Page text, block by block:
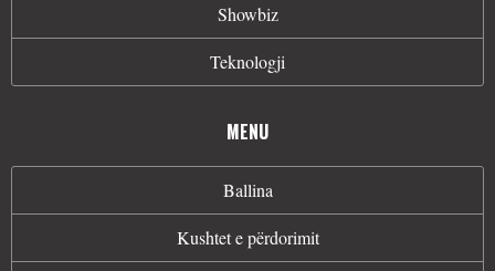
Showbiz
Teknologji
MENU
Ballina
Kushtet e përdorimit